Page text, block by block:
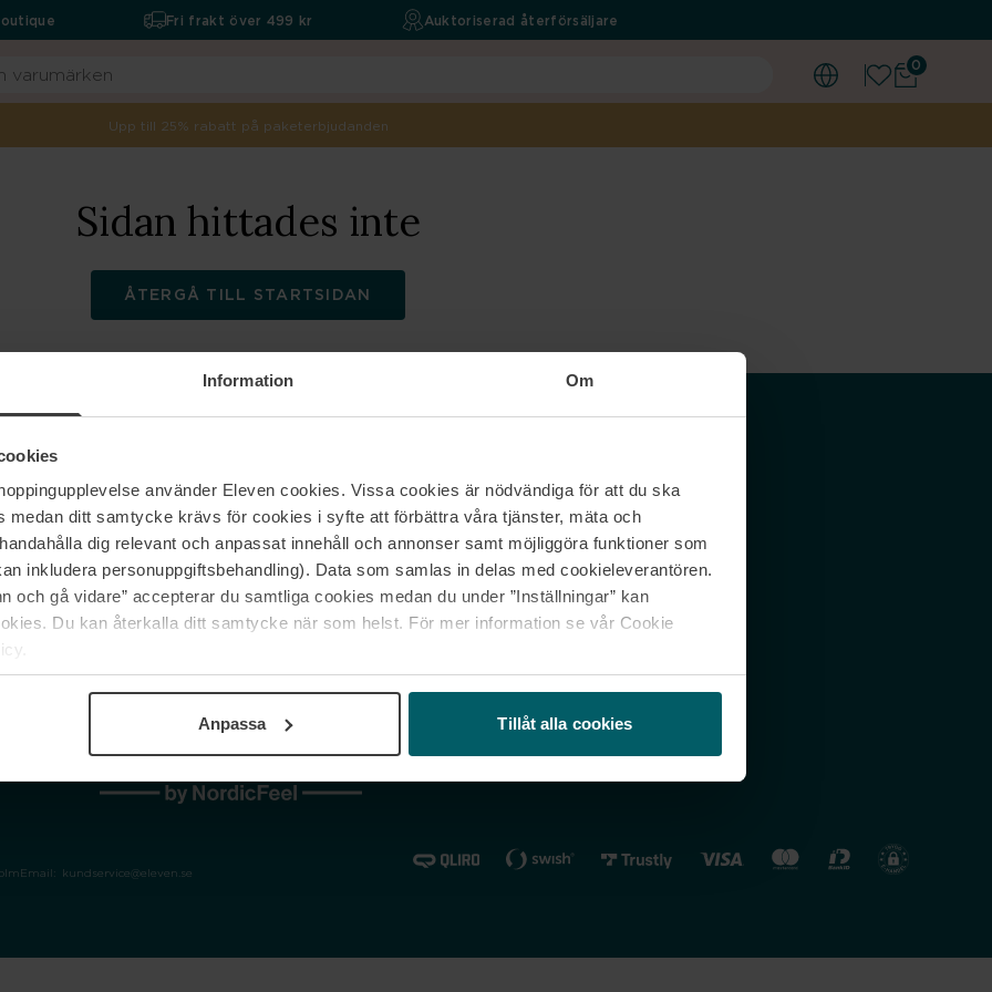
Information Om
använder Eleven cookies. Vissa cookies är nödvändiga för att du ska
medan ditt samtycke krävs för cookies i syfte att förbättra våra tjänster, mäta och
dig relevant och anpassat innehåll och annonser samt möjliggöra funktioner som
inkludera personuppgiftsbehandling). Data som samlas in delas med cookieleverantören.
och gå vidare” accepterar du samtliga cookies medan du under ”Inställningar” kan
Du kan återkalla ditt samtycke när som helst. För mer information se vår Cookie
Anpassa Tillåt alla cookies
0
Fri frakt över 499 kr Auktoriserad återförsäljare
Upp till 25% rabatt på paketerbjudanden
Sidan hittades inte
ÅTERGÅ TILL STARTSIDAN
Om oss
Jobba hos oss
Våra varumärken
Kontakta oss
Vanliga frågor & svar
Spåra min beställning
reklamationer
Nordicfeel SE
Nordicfeel FI
Nordicfeel NO
Email: kundservice@eleven.se